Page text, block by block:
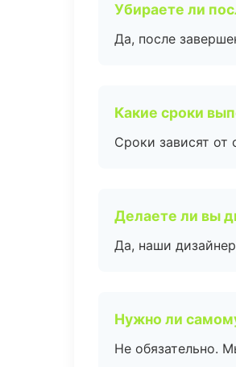
Убираете ли
Да, после
Какие сроки
Сроки зависят от
Делаете ли вы
Да, наши
Нужно ли
Не обязательно.